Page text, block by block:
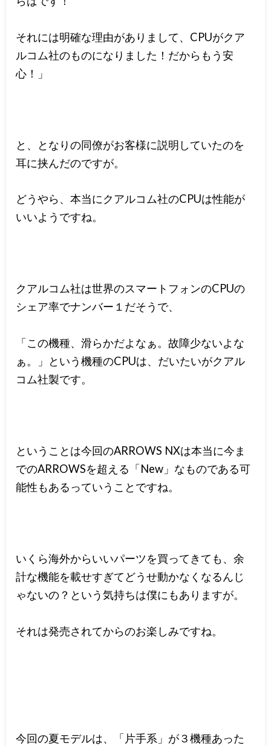
それには明確な理由がありまして、CPUがクア
ルコム社のものになりました！だからもう安
心！」
と、となりの同僚がお客様に説明していたのを
耳に挟んだのですが。
どうやら、本当にクアルコム社のCPUは性能が
いいようですね。
クアルコム社は世界のスマートフォンのCPUの
シェア率でナンバー１だそうで、
「この機種、滑らかだよなぁ。故障少ないよな
ぁ。」という機種のCPUは、だいたいがクアル
コム社製です。
ということは今回のARROWS NXは本当に今ま
でのARROWSを超える「New」なものである可
能性もあるっていうことですね。
いくら海外からいいパーツを買ってきても、余
計な機能を載せすぎてどうせ動かなくなるんじ
ゃないの？という気持ちは僕にもありますが。
それは発売されてからのお楽しみですね。
今回の夏モデルは、「片手系」が３機種あった